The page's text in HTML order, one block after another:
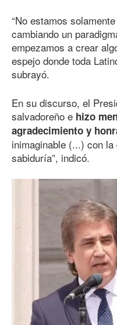
“No estamos
cambiando un
empezamos a crear
espejo donde toda
subrayó.
En su discurso, el
salvadoreño e hizo
agradecimiento y
inimaginable (...) con
sabiduría”, indicó.